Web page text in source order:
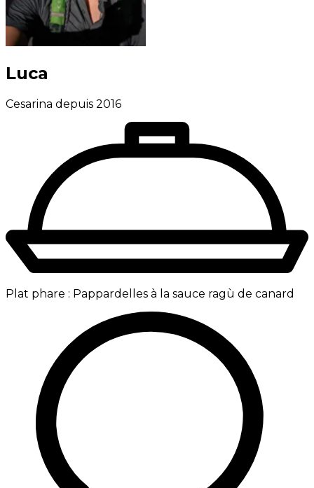
Luca
Cesarina depuis 2016
Plat phare : Pappardelles à la sauce ragù de canard